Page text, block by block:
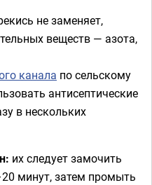
не заменяет,
веществ — азота,
канала по сельскому
антисептические
в нескольких
их следует замочить
минут, затем промыть